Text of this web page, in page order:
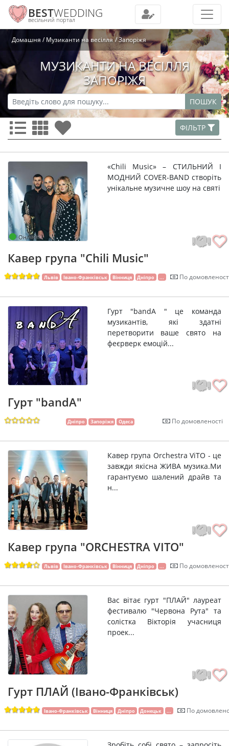
BESTWEDDING
весільний портал
Домашня Музиканти на весілля Запоріжя
МУЗИКАНТИ НА ВЕСІЛЛЯ
ЗАПОРІЖЯ
ПОШУК
ФІЛЬТР
Онлайн
«Chili Music» – СТИЛЬНИЙ І
МОДНИЙ COVER-BAND створіть
унікальне музичне шоу на святі
Кавер група "Chili Music"
Львів Івано-Франківськ Вінниця Дніпро ... По
Гурт "bandA " це команда
музикантів, які здатні
перетворити ваше свято на
феєрверк емоцій...
Гурт "bandA"
Дніпро Запоріжя Одеса По домовленості
Кавер група Orchestra ViTO - це
завжди якiсна ЖИВА музика.Ми
гарантуємо шалений драйв та
н...
Кавер група "ORCHESTRA VITO"
Львів Івано-Франківськ Вінниця Дніпро ... По
Вас вітає гурт "ПЛАЙ" лауреат
фестивалю "Червона Рута" та
солістка Вікторія учасниця
проек...
Гурт ПЛАЙ (Івано-Франківськ)
Івано-Франківськ Вінниця Дніпро Донецьк ... По